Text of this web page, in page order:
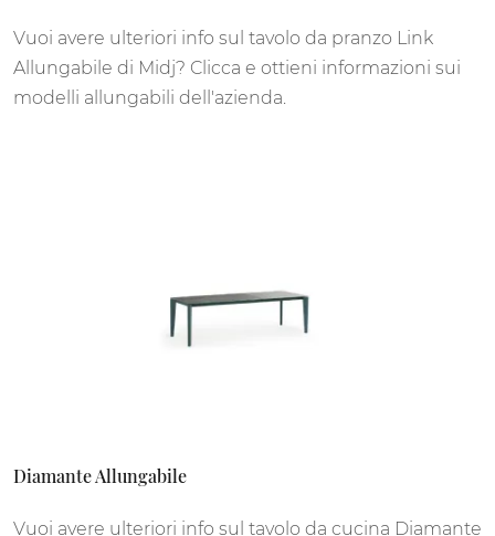
Vuoi avere ulteriori info sul tavolo da pranzo Link
Allungabile di Midj? Clicca e ottieni informazioni sui
modelli allungabili dell'azienda.
Diamante Allungabile
Vuoi avere ulteriori info sul tavolo da cucina Diamante